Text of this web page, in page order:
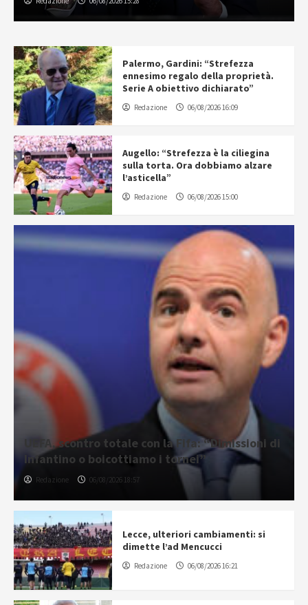
Palermo, Gardini: “Strefezza
ennesimo regalo della proprietà.
Serie A obiettivo dichiarato”
Redazione 06/08/2026 16:09
Augello: “Strefezza è la ciliegina
sulla torta. Ora dobbiamo alzare
l’asticella”
Redazione 06/08/2026 15:00
UEFA, scontro totale con la Fifa: “Dimissioni di
Infantino o boicottiamo i tornei”
Redazione 06/08/2026 18:57
Lecce, ulteriori cambiamenti: si
dimette l’ad Mencucci
Redazione 06/08/2026 16:21